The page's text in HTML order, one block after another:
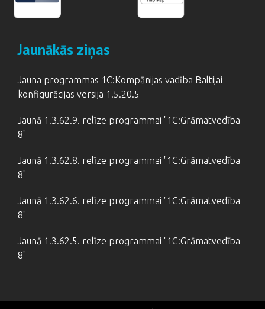
Jaunākās ziņas
Jauna programmas 1C:Kompānijas vadība Baltijai
konfigurācijas versija 1.5.20.5
Jaunā 1.3.62.9. relīze programmai "1C:Grāmatvedība
8"
Jaunā 1.3.62.8. relīze programmai "1C:Grāmatvedība
8"
Jaunā 1.3.62.6. relīze programmai "1C:Grāmatvedība
8"
Jaunā 1.3.62.5. relīze programmai "1C:Grāmatvedība
8"